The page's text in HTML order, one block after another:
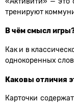
тренируют
В чём смысл
Как и в
однокоренных
Каковы отличия
Карточки